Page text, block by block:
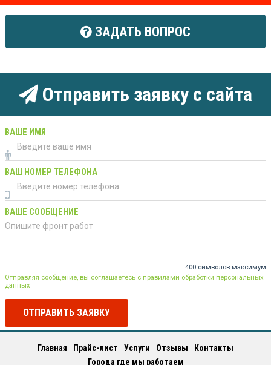
ЗАДАТЬ ВОПРОС
Отправить заявку с сайта
ВАШЕ ИМЯ
ВАШ НОМЕР ТЕЛЕФОНА
ВАШЕ СООБЩЕНИЕ
400 символов максимум
Отправляя сообщение, вы соглашаетесь с правилами обработки персональных
данных
ОТПРАВИТЬ ЗАЯВКУ
Главная Прайс-лист Услуги Отзывы
Контакты
Города где мы работаем